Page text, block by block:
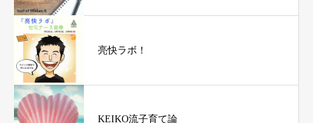
亮快ラボ！
KEIKO流子育て論